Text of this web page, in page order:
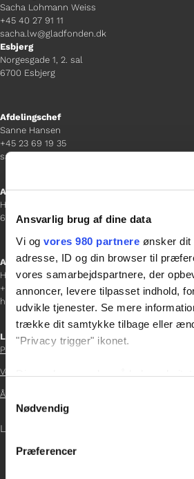
Ansvarlig brug af dine data
Vi og vores 980 partnere ønsker dit
adresse, ID og din browser til
vores samarbejdspartnere, der
annoncer, levere tilpasset indhold,
udvikle tjenester. Se mere
trække dit samtykke tilbage eller
"Privacy trigger" ikonet.
Vi bruger cookies til at tilpasse
data med andre oplysninger, du har
Samtykkevalg
Nødvendig
Præferencer
Sacha Lohmann Weiss
+45 40 27 91 11
sacha.lw@gladfonden.dk
Esbjerg
Norgesgade 1, 2. sal
6700 Esbjerg
Afdelingschef
Sanne Hansen
+45 23 69 19 35
sanne.h@gladfonden.dk
Aabenraa
H P Hanssens Gade 23, 2.
6200 Aabenraa
Afdelingschef
Helene Teichert
+45 29 37 32 41
helene.t@gladfonden.dk
Links
Persondatapolitik
Vedtægter
Årsrapport 2021
LOG IND